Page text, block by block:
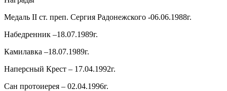
Медаль II ст. преп. Сергия Радонежского -06.06.1988г.
Набедренник –18.07.1989г.
Камилавка –18.07.1989г.
Наперсный Крест – 17.04.1992г.
Сан протоиерея – 02.04.1996г.